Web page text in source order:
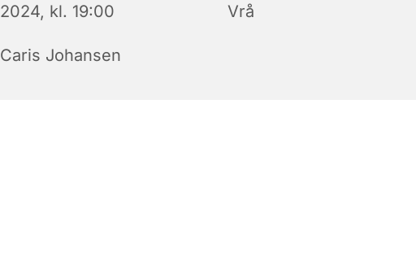
2024, kl. 19:00
Vrå
Caris Johansen